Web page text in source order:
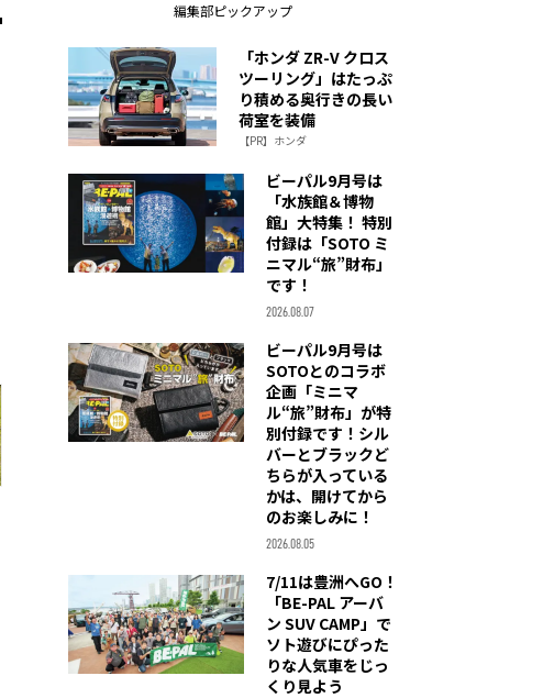
編集部ピックアップ
「ホンダ ZR-V クロス
ツーリング」はたっぷ
り積める奥行きの長い
荷室を装備
【PR】ホンダ
ビーパル9月号は
「水族館＆博物
館」大特集！ 特別
付録は「SOTO ミ
ニマル“旅”財布」
です！
2026.08.07
ビーパル9月号は
SOTOとのコラボ
企画「ミニマ
ル“旅”財布」が特
別付録です！シル
バーとブラックど
ちらが入っている
かは、開けてから
のお楽しみに！
2026.08.05
7/11は豊洲へGO！
「BE-PAL アーバ
ン SUV CAMP」で
ソト遊びにぴった
りな人気車をじっ
くり見よう